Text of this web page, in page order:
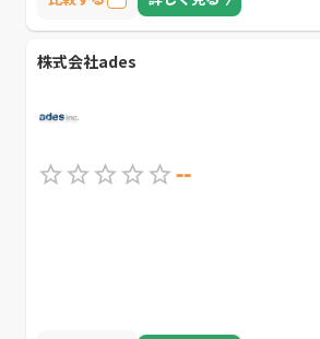
株式会社ades
--